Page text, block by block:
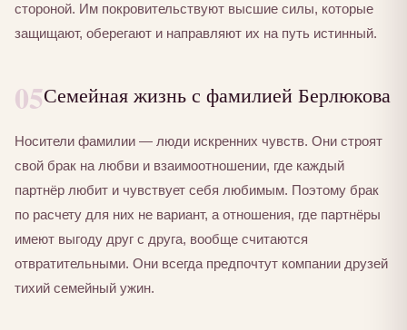
стороной. Им покровительствуют высшие силы, которые
защищают, оберегают и направляют их на путь истинный.
05Семейная жизнь с фамилией Берлюкова
Носители фамилии — люди искренних чувств. Они строят
свой брак на любви и взаимоотношении, где каждый
партнёр любит и чувствует себя любимым. Поэтому брак
по расчету для них не вариант, а отношения, где партнёры
имеют выгоду друг с друга, вообще считаются
отвратительными. Они всегда предпочтут компании друзей
тихий семейный ужин.